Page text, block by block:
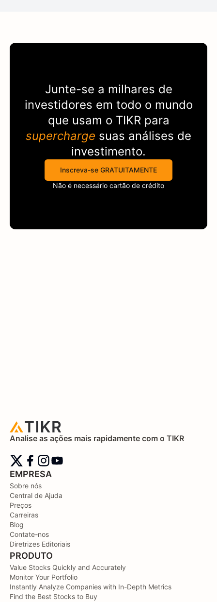
Junte-se a milhares de
investidores em todo o mundo
que usam o TIKR para
supercharge suas análises de
investimento.
Inscreva-se GRATUITAMENTE
Não é necessário cartão de crédito
Analise as ações mais rapidamente com o TIKR
EMPRESA
Sobre nós
Central de Ajuda
Preços
Carreiras
Blog
Contate-nos
Diretrizes Editoriais
PRODUTO
Value Stocks Quickly and Accurately
Monitor Your Portfolio
Instantly Analyze Companies with In-Depth Metrics
Find the Best Stocks to Buy